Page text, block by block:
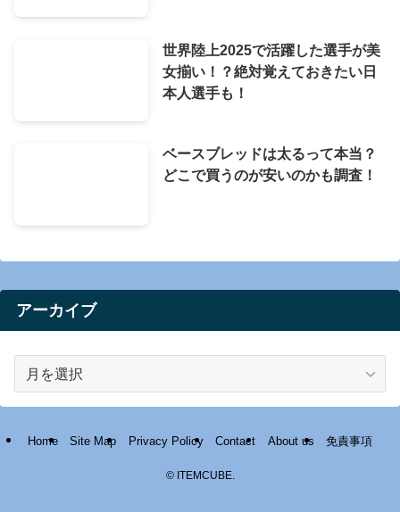
世界陸上2025で活躍した選手が美
女揃い！？絶対覚えておきたい日
本人選手も！
ベースブレッドは太るって本当？
どこで買うのが安いのかも調査！
アーカイブ
カ
Home Site Map Privacy Policy Contact About us 免責事項
©ITEMCUBE.